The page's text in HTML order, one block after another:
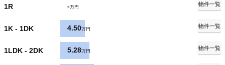
1R -万円
物件一覧
1K - 1DK 4.50万円
物件一覧
1LDK - 2DK 5.28万円
物件一覧